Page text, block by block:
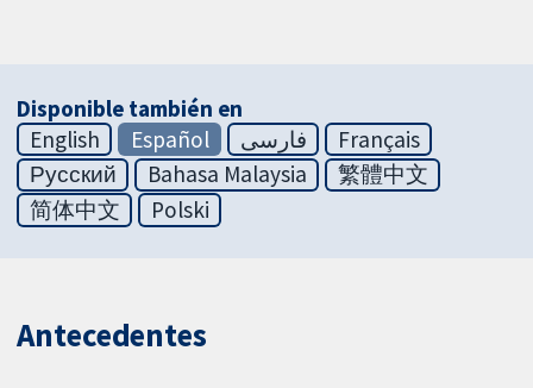
Disponible también en
English
Español فارسی
Français
Русский
Bahasa Malaysia
繁體中文
简体中文
Polski
Antecedentes